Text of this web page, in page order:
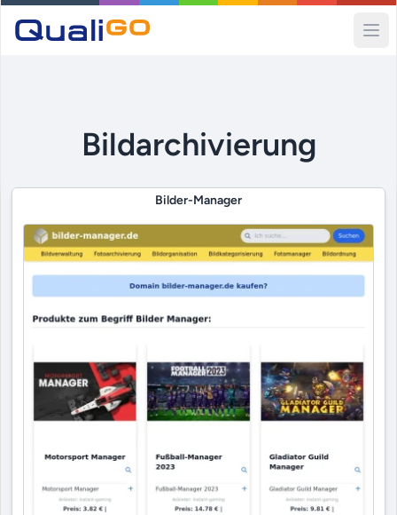
Bildarchivierung
Bilder-Manager